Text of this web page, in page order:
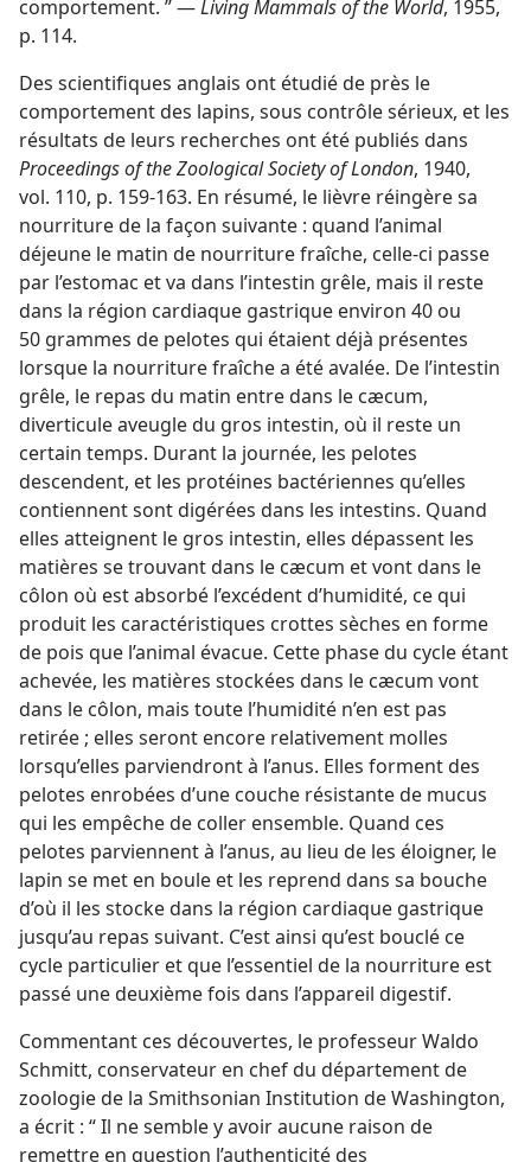
comportement. ” —Living Mammals of the World, 1955,
p. 114.
Des scientifiques anglais ont étudié de près le
comportement des lapins, sous contrôle sérieux, et les
résultats de leurs recherches ont été publiés dans
Proceedings of the Zoological Society of London, 1940,
vol. 110, p. 159-163. En résumé, le lièvre réingère sa
nourriture de la façon suivante : quand l’animal
déjeune le matin de nourriture fraîche, celle-ci passe
par l’estomac et va dans l’intestin grêle, mais il reste
dans la région cardiaque gastrique environ 40 ou
50 grammes de pelotes qui étaient déjà présentes
lorsque la nourriture fraîche a été avalée. De l’intestin
grêle, le repas du matin entre dans le cæcum,
diverticule aveugle du gros intestin, où il reste un
certain temps. Durant la journée, les pelotes
descendent, et les protéines bactériennes qu’elles
contiennent sont digérées dans les intestins. Quand
elles atteignent le gros intestin, elles dépassent les
matières se trouvant dans le cæcum et vont dans le
côlon où est absorbé l’excédent d’humidité, ce qui
produit les caractéristiques crottes sèches en forme
de pois que l’animal évacue. Cette phase du cycle étant
achevée, les matières stockées dans le cæcum vont
dans le côlon, mais toute l’humidité n’en est pas
retirée ; elles seront encore relativement molles
lorsqu’elles parviendront à l’anus. Elles forment des
pelotes enrobées d’une couche résistante de mucus
qui les empêche de coller ensemble. Quand ces
pelotes parviennent à l’anus, au lieu de les éloigner, le
lapin se met en boule et les reprend dans sa bouche
d’où il les stocke dans la région cardiaque gastrique
jusqu’au repas suivant. C’est ainsi qu’est bouclé ce
cycle particulier et que l’essentiel de la nourriture est
passé une deuxième fois dans l’appareil digestif.
Commentant ces découvertes, le professeur Waldo
Schmitt, conservateur en chef du département de
zoologie de la Smithsonian Institution de Washington,
a écrit : “ Il ne semble y avoir aucune raison de
remettre en question l’authenticité des